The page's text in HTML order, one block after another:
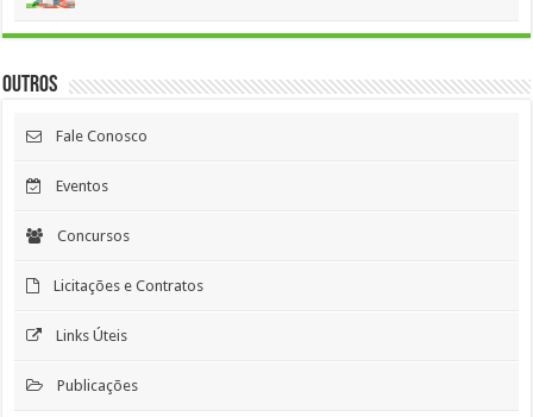
Outros
Fale Conosco
Eventos
Concursos
Licitações e Contratos
Links Úteis
Publicações